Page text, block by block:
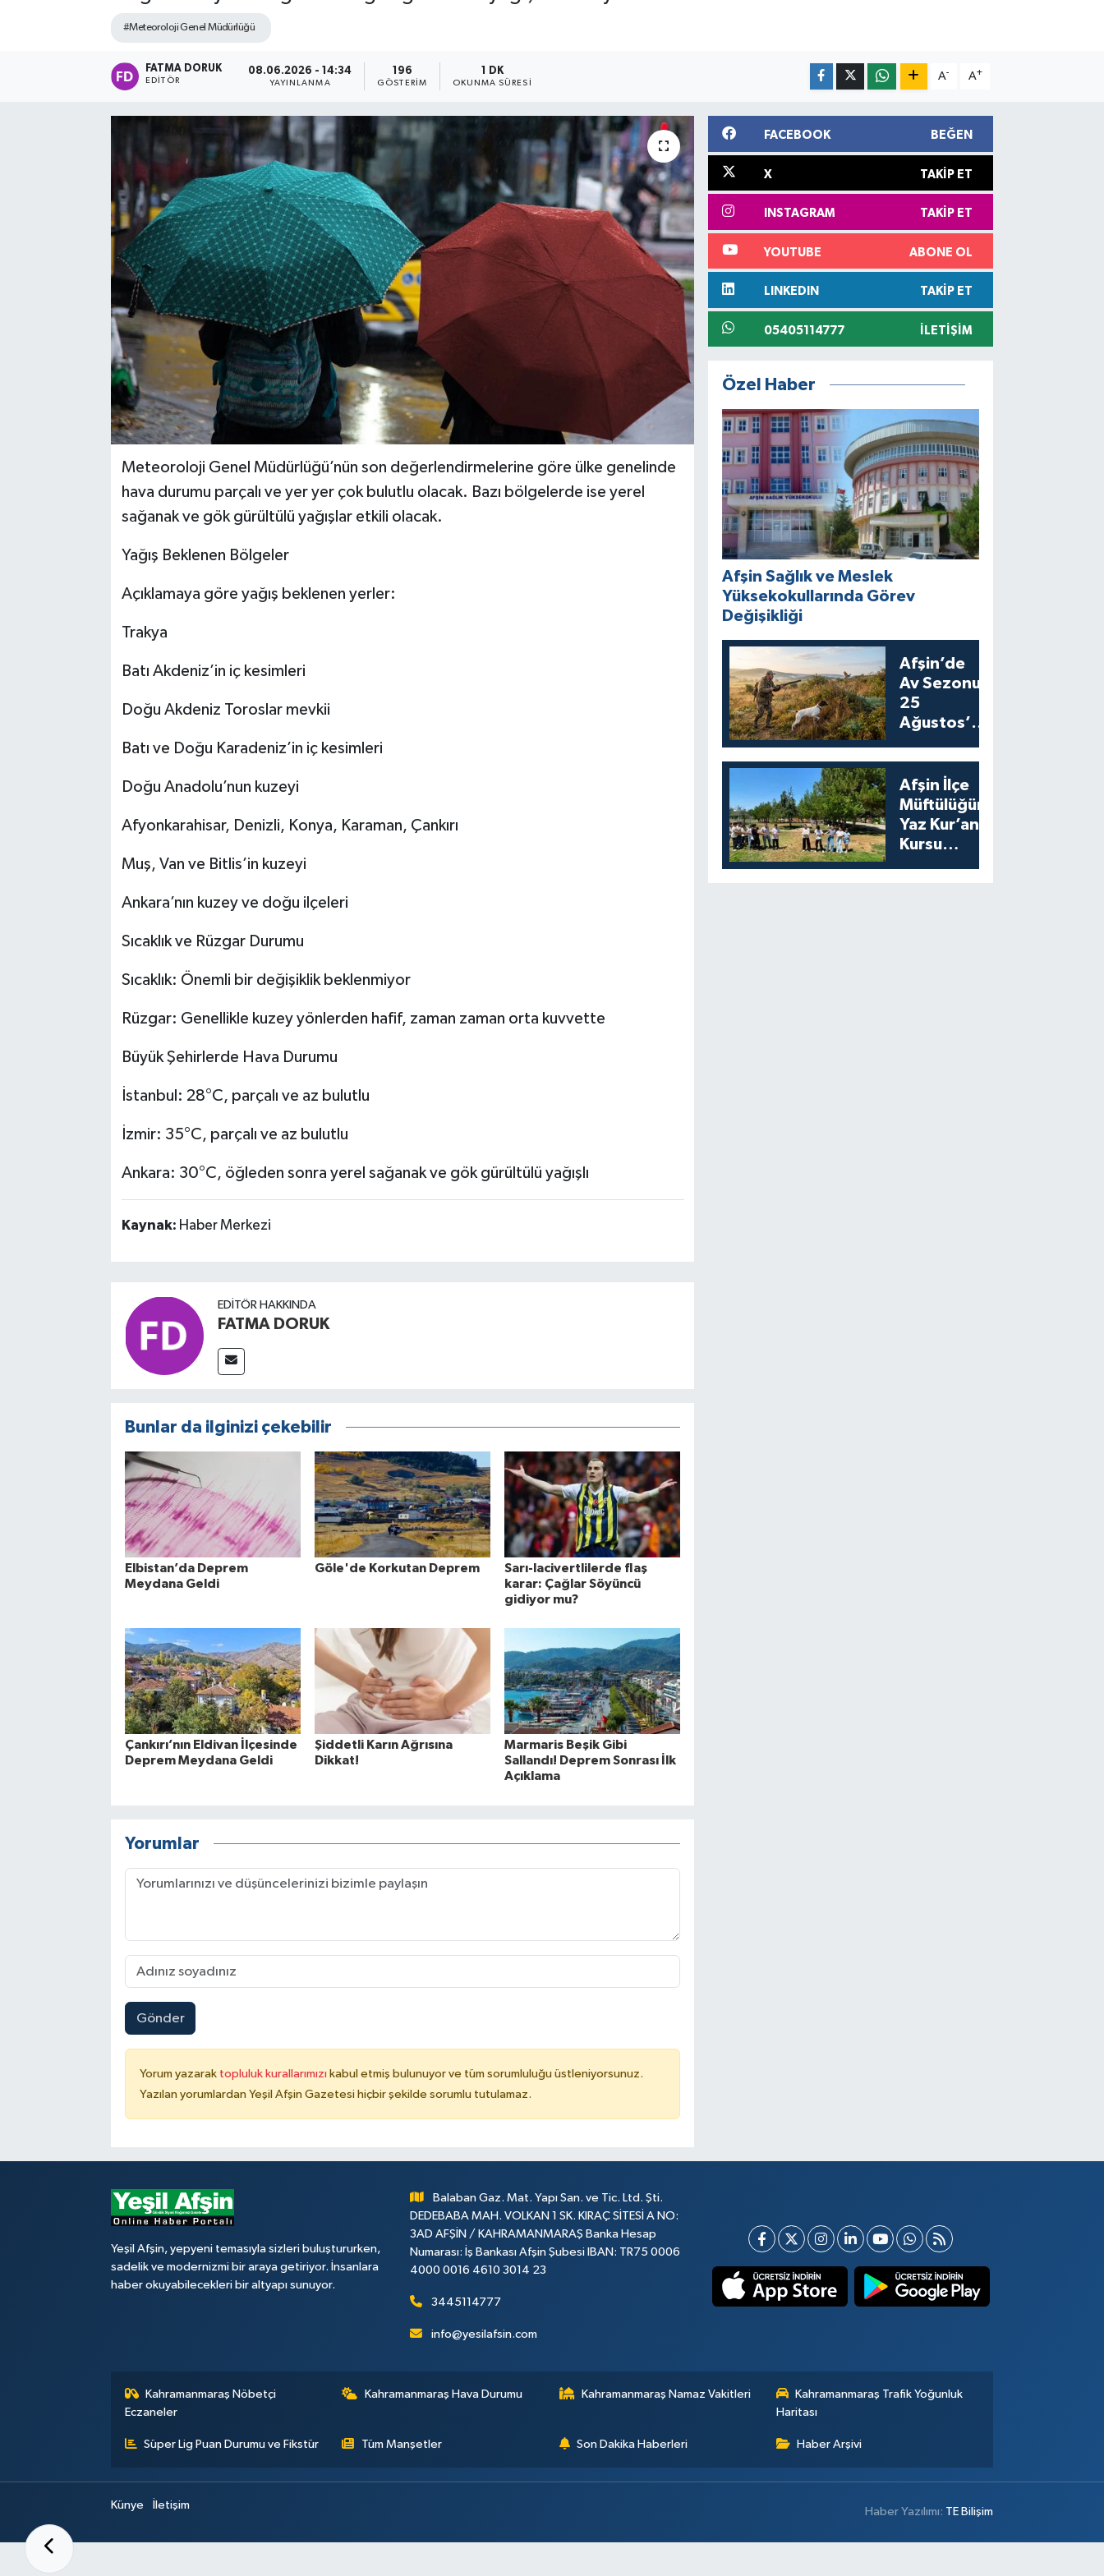
#Meteoroloji Genel Müdürlüğü
FATMA DORUK
EDITÖR
08.06.2026 - 14:34
YAYINLANMA
196
GÖSTERIM
1 DK
OKUNMA SÜRESI
A- A+
Meteoroloji Genel Müdürlüğü’nün son değerlendirmelerine göre ülke genelinde
hava durumu parçalı ve yer yer çok bulutlu olacak. Bazı bölgelerde ise yerel
sağanak ve gök gürültülü yağışlar etkili olacak.
Yağış Beklenen Bölgeler
Açıklamaya göre yağış beklenen yerler:
Trakya
Batı Akdeniz’in iç kesimleri
Doğu Akdeniz Toroslar mevkii
Batı ve Doğu Karadeniz’in iç kesimleri
Doğu Anadolu’nun kuzeyi
Afyonkarahisar, Denizli, Konya, Karaman, Çankırı
Muş, Van ve Bitlis’in kuzeyi
Ankara’nın kuzey ve doğu ilçeleri
Sıcaklık ve Rüzgar Durumu
Sıcaklık: Önemli bir değişiklik beklenmiyor
Rüzgar: Genellikle kuzey yönlerden hafif, zaman zaman orta kuvvette
Büyük Şehirlerde Hava Durumu
İstanbul: 28°C, parçalı ve az bulutlu
İzmir: 35°C, parçalı ve az bulutlu
Ankara: 30°C, öğleden sonra yerel sağanak ve gök gürültülü yağışlı
Kaynak: Haber Merkezi
EDITÖR HAKKINDA
FATMA DORUK
Bunlar da ilginizi çekebilir
Elbistan’da Deprem
Meydana Geldi
Göle'de Korkutan Deprem
Sarı-lacivertlilerde flaş
karar: Çağlar Söyüncü
gidiyor mu?
Çankırı’nın Eldivan İlçesinde
Deprem Meydana Geldi
Şiddetli Karın Ağrısına
Dikkat!
Marmaris Beşik Gibi
Sallandı! Deprem Sonrası İlk
Açıklama
Yorumlar
Gönder
Yorum yazarak topluluk kurallarımızı kabul etmiş bulunuyor ve tüm sorumluluğu üstleniyorsunuz.
Yazılan yorumlardan Yeşil Afşin Gazetesi hiçbir şekilde sorumlu tutulamaz.
FACEBOOK BEĞEN
X TAKIP ET
INSTAGRAM TAKIP ET
YOUTUBE ABONE OL
LINKEDIN TAKIP ET
05405114777 İLETIŞIM
Özel Haber
Afşin Sağlık ve Meslek
Yüksekokullarında Görev
Değişikliği
Afşin’de
Av Sezonu
25
Ağustos’ta
Avıyla
Açılıyor
Afşin İlçe
Müftülüğünden
Yaz Kur’an
Kursu
Yeşil Afşin, yepyeni temasıyla sizleri buluştururken,
sadelik ve modernizmi bir araya getiriyor. İnsanlara
haber okuyabilecekleri bir altyapı sunuyor.
Balaban Gaz. Mat. Yapı San. ve Tic. Ltd. Şti.
DEDEBABA MAH. VOLKAN 1 SK. KIRAÇ SİTESİ A NO:
3AD AFŞİN / KAHRAMANMARAŞ Banka Hesap
Numarası: İş Bankası Afşin Şubesi IBAN: TR75 0006
4000 0016 4610 3014 23
3445114777
info@yesilafsin.com
Kahramanmaraş Nöbetçi
Eczaneler
Kahramanmaraş Hava Durumu Kahramanmaraş Namaz Vakitleri
Kahramanmaraş Trafik Yoğunluk
Haritası
Süper Lig Puan Durumu ve Fikstür Tüm Manşetler Son Dakika Haberleri Haber Arşivi
Künye İletişim
Haber Yazılımı: TE Bilişim